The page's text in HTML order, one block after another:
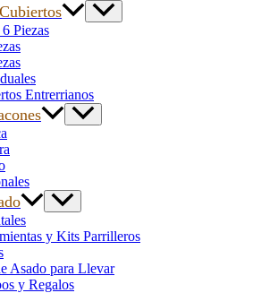
Piezas
Entrerrianos
y Kits Parrilleros
Asado para Llevar
y Regalos